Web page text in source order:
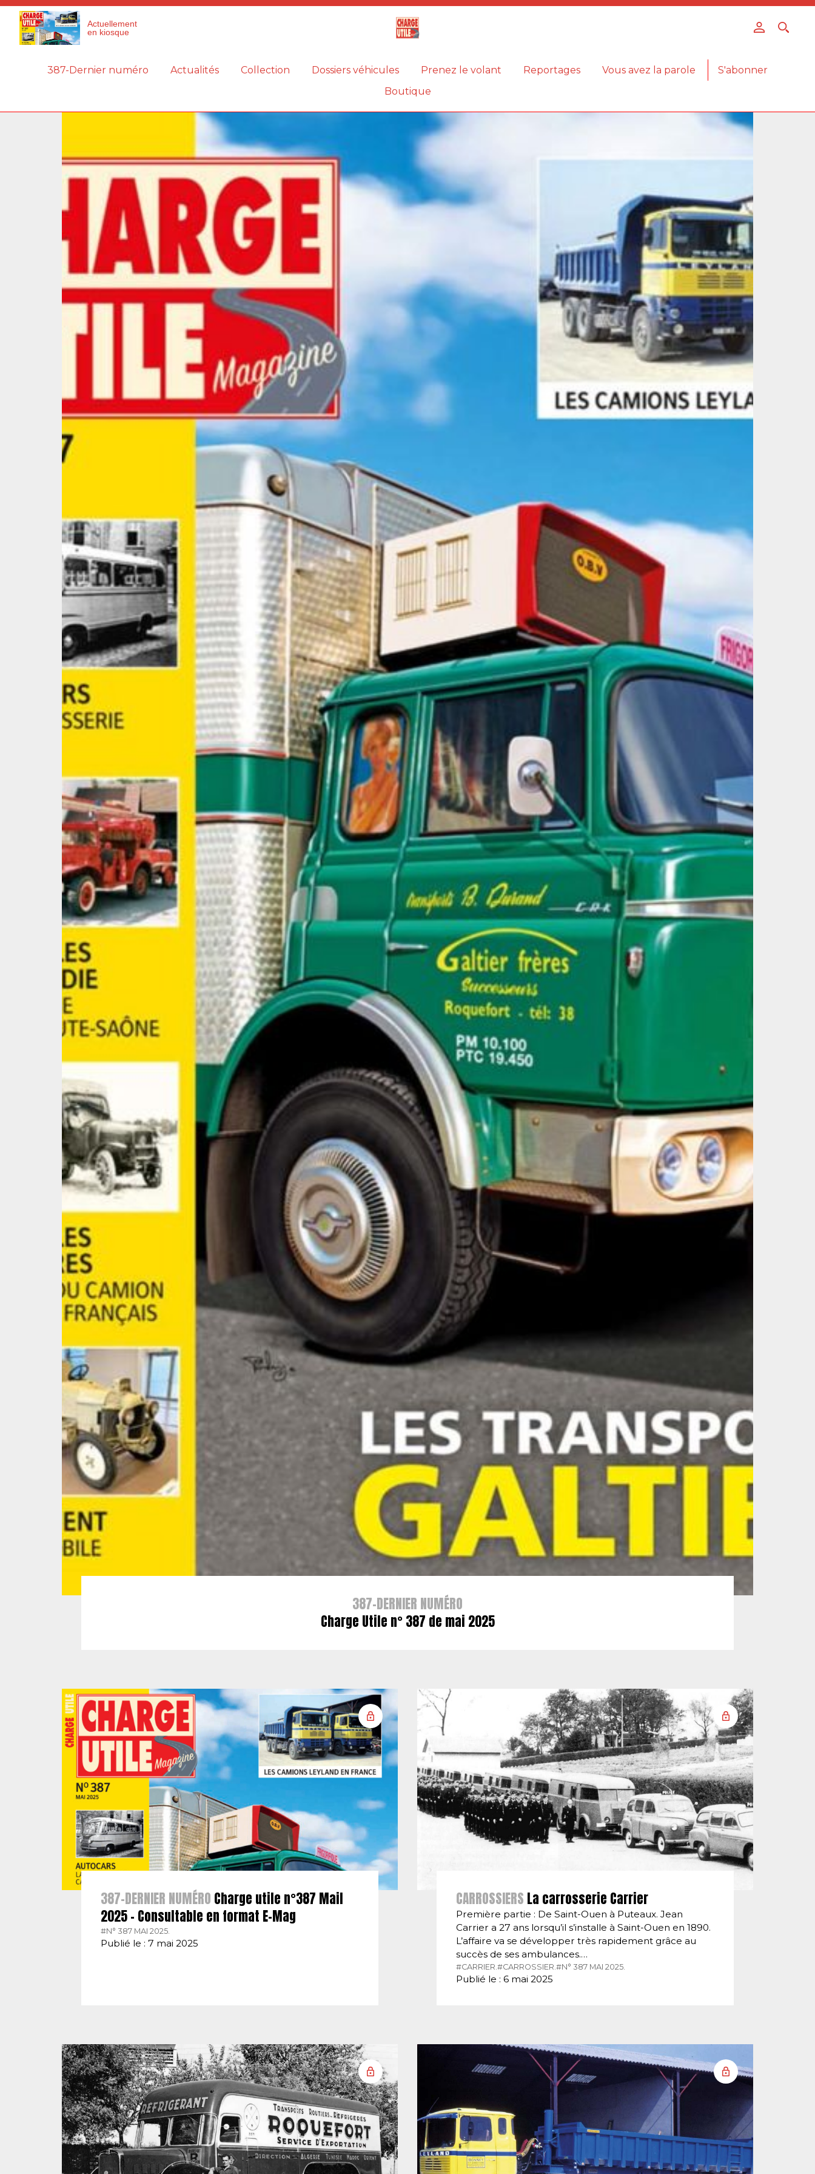
Actuellement
en kiosque
387-Dernier numéro Actualités Collection Dossiers véhicules Prenez le volant Reportages Vous avez la parole
S'abonner
Boutique
387-DERNIER NUMÉRO
Charge Utile n° 387 de mai 2025
387-DERNIER NUMÉRO Charge utile n°387 Mail
2025 – Consultable en format E-Mag
#N° 387 MAI 2025.
Publié le : 7 mai 2025
CARROSSIERS La carrosserie Carrier
Première partie : De Saint-Ouen à Puteaux. Jean
Carrier a 27 ans lorsqu’il s’installe à Saint-Ouen en 1890.
L’affaire va se développer très rapidement grâce au
succès de ses ambulances.…
#CARRIER.#CARROSSIER.#N° 387 MAI 2025.
Publié le : 6 mai 2025
Panneau de gestion des cookies